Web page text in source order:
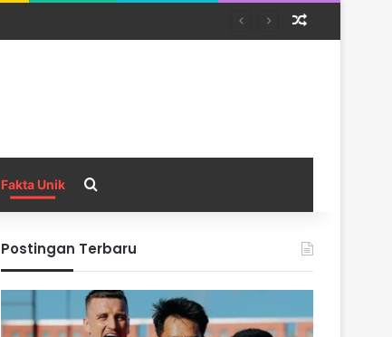
Fakta Unik
Postingan Terbaru